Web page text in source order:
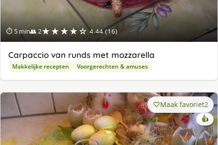
⏱ 5 min👥 2★★★★☆ 4.44 (16)
Carpaccio van runds met mozzarella
Makkelijke recepten Voorgerechten & amuses
Maak favoriet2
👍